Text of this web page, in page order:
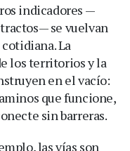
indicadores —
se vuelvan
La
los territorios y la
en el vacío:
que funcione,
sin barreras.
las vías son